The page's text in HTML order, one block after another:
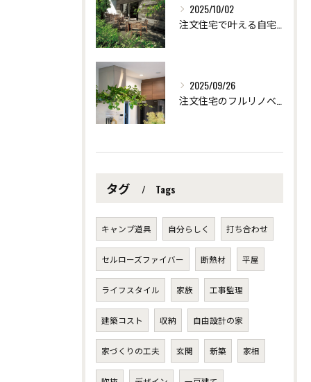
2025/10/02
2025/09/26
タグ Tags
キャンプ道具 自分らしく 打ち合わせ
セルローズファイバー 断熱材 平屋
ライフスタイル 家族 工事監理
建築コスト 収納 自由設計の家
家づくりの工夫 玄関 新築 家相